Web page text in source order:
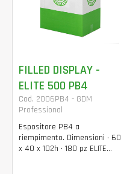
FILLED DISPLAY -
ELITE 500 PB4
Cod. 2006PB4 - GDM
Professional
Espositore PB4 a
riempimento. Dimensioni • 60
x 40 x 102h • 180 pz ELITE...